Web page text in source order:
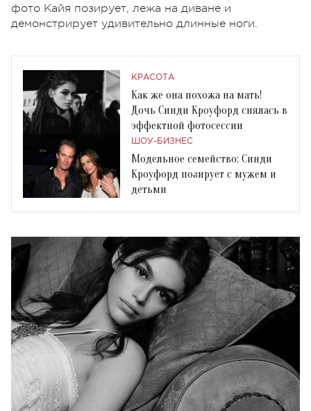
фото Кайя позирует, лежа на диване и
демонстрирует удивительно длинные ноги.
КРАСОТА
Как же она похожа на мать!
Дочь Синди Кроуфорд снялась в
эффектной фотосессии
ШОУ-БИЗНЕС
Модельное семейство: Синди
Кроуфорд позирует с мужем и
детьми